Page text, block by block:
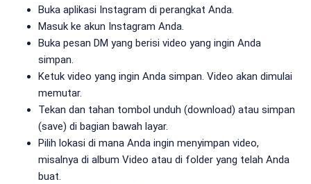
Buka aplikasi Instagram di perangkat Anda.
Masuk ke akun Instagram Anda.
Buka pesan DM yang berisi video yang ingin Anda
simpan.
Ketuk video yang ingin Anda simpan. Video akan dimulai
memutar.
Tekan dan tahan tombol unduh (download) atau simpan
(save) di bagian bawah layar.
Pilih lokasi di mana Anda ingin menyimpan video,
misalnya di album Video atau di folder yang telah Anda
buat.